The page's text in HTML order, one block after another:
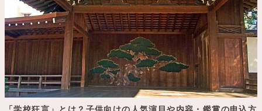
「学校狂言」とは？子供向けの人気演目や内容・鑑賞の申込方